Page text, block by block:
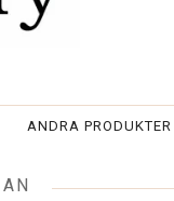
ANDRA PRODUKTER